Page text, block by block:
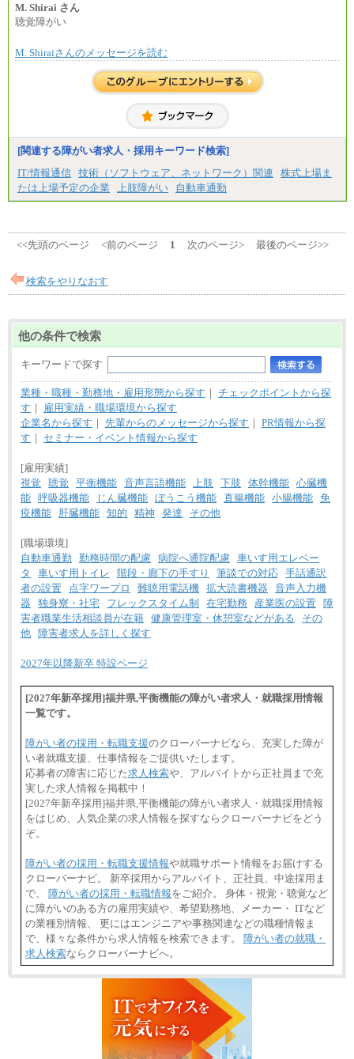
※上記に加え、所定労働時間外に勤務をした場
※試用期間中も給与に変更はございません。
＜募集各社・全職種共通＞
月給21万円以上～
※試用期間中の給与に変更はありません。
ます。
M. Shirai さん
聴覚障がい
M. Shiraiさんのメッセージを読む
[関連する障がい者求人・採用キーワード検索]
IT/情報通信 技術（ソフトウェア、ネットワーク）関連
株式上場ま
たは上場予定の企業
上肢障がい 自動車通勤
<<先頭のページ <前のページ 1 次のページ> 最後のページ>>
検索をやりなおす
他の条件で検索
キーワードで探す
業種・職種・勤務地・雇用形態から探す ｜ チェックポイントから探
す ｜
雇用実績・職場環境から探す
企業名から探す ｜ 先輩からのメッセージから探す ｜ PR情報から探
す ｜ セミナー・イベント情報から探す
[雇用実績]
視覚
聴覚 平衡機能 音声言語機能 上肢 下肢 体幹機能 心臓機
能 呼吸器機能 じん臓機能 ぼうこう機能 直腸機能 小腸機能 免
疫機能
肝臓機能 知的 精神 発達 その他
[職場環境]
自動車通勤
勤務時間の配慮 病院へ通院配慮 車いす用エレベー
タ
車いす用トイレ 階段・廊下の手すり 筆談での対応 手話通訳
者の設置
点字ワープロ 難聴用電話機 拡大読書機器
音声入力機
器
独身寮・社宅 フレックスタイム制 在宅勤務 産業医の設置
障
害者職業生活相談員が在籍 健康管理室・休憩室などがある
その
他
障害者求人を詳しく探す
2027年以降新卒 特設ページ
[2027年新卒採用]福井県,平衡機能の障がい者求人・就職採用情報
一覧です。
障がい者の採用・転職支援のクローバーナビなら、充実した障が
い者就職支援、仕事情報をご提供いたします。
応募者の障害に応じた求人検索や、アルバイトから正社員まで充
実した求人情報を掲載中！
[2027年新卒採用]福井県,平衡機能の障がい者求人・就職採用情報
をはじめ、人気企業の求人情報を探すならクローバーナビをどう
ぞ。
障がい者の採用・転職支援情報や就職サポート情報をお届けする
クローバーナビ。 新卒採用からアルバイト、正社員、中途採用ま
で、 障がい者の採用・転職情報をご紹介。 身体・視覚・聴覚など
に障がいのある方の雇用実績や、希望勤務地、メーカー・ ITなど
の業種別情報、 更にはエンジニアや事務関連などの職種情報ま
で、様々な条件から求人情報を検索できます。 障がい者の就職・
求人検索ならクローバーナビへ。